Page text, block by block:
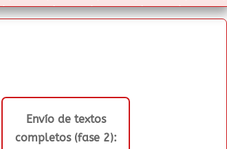
Envío de textos
completos (fase 2):